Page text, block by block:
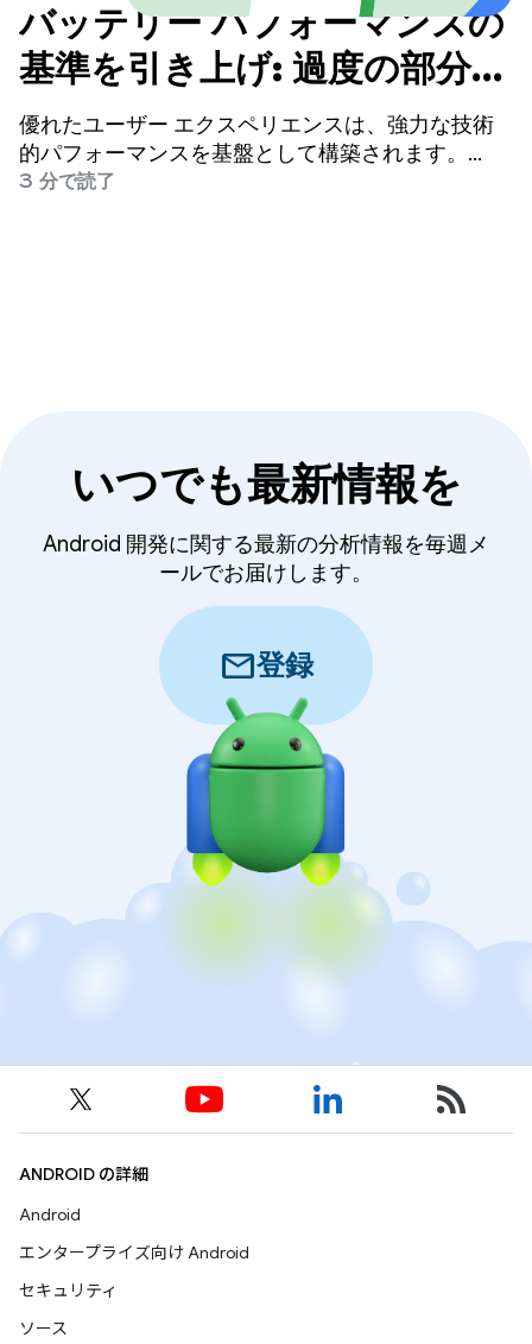
バッテリー パフォーマンスの
基準を引き上げ: 過度の部分的
な wake lock 指標のベータ
版が終了
優れたユーザー エクスペリエンスは、強力な技術
的パフォーマンスを基盤として構築されます。
Google は、ユーザーに愛される安定した、応答性
3 分で読了
いつでも最新情報を
Android 開発に関する最新の分析情報を毎週メ
ールでお届けします。
mail登録
ANDROID の詳細
Android
エンタープライズ向け Android
セキュリティ
ソース